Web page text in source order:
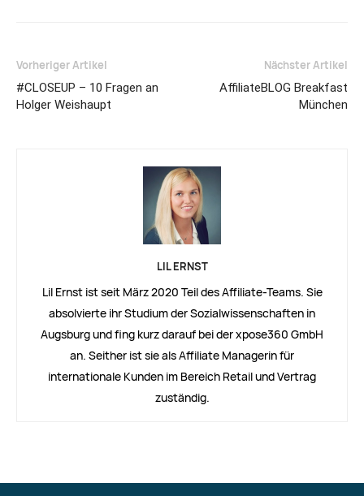
Vorheriger Artikel
#CLOSEUP – 10 Fragen an
Holger Weishaupt
Nächster Artikel
AffiliateBLOG Breakfast
München
LIL ERNST
Lil Ernst ist seit März 2020 Teil des Affiliate-Teams. Sie
absolvierte ihr Studium der Sozialwissenschaften in
Augsburg und fing kurz darauf bei der xpose360 GmbH
an. Seither ist sie als Affiliate Managerin für
internationale Kunden im Bereich Retail und Vertrag
zuständig.